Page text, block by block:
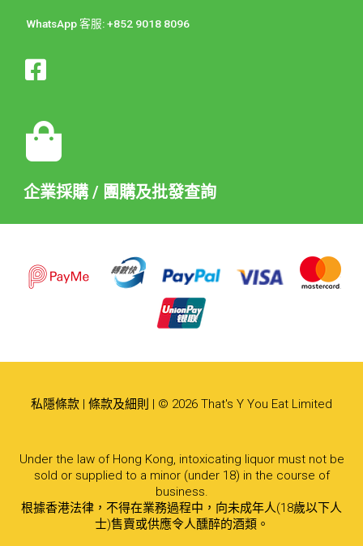
WhatsApp 客服: +852 9018 8096
企業採購 / 團購及批發查詢
私隱條款 | 條款及細則 | © 2026 That's Y You Eat Limited
Under the law of Hong Kong, intoxicating liquor must not be
sold or supplied to a minor (under 18) in the course of
business.
根據香港法律，不得在業務過程中，向未成年人(18歲以下人
士)售賣或供應令人醺醉的酒類。